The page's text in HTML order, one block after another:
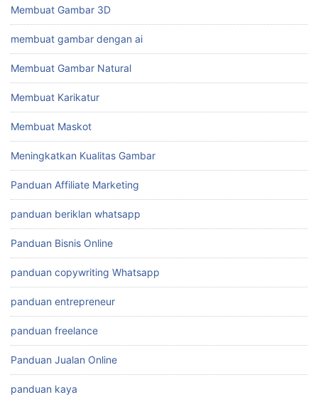
Membuat Gambar 3D
membuat gambar dengan ai
Membuat Gambar Natural
Membuat Karikatur
Membuat Maskot
Meningkatkan Kualitas Gambar
Panduan Affiliate Marketing
panduan beriklan whatsapp
Panduan Bisnis Online
panduan copywriting Whatsapp
panduan entrepreneur
panduan freelance
Panduan Jualan Online
panduan kaya